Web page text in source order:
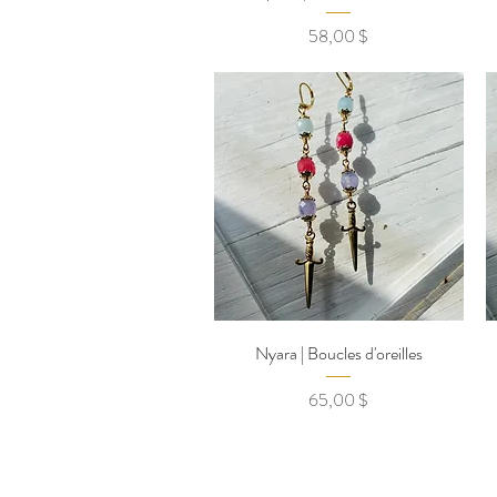
Prix
58,00 $
Nyara | Boucles d'oreilles
Prix
65,00 $